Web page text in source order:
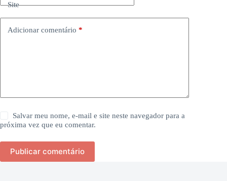
Site
Adicionar comentário *
Salvar meu nome, e-mail e site neste navegador para a
próxima vez que eu comentar.
Publicar comentário